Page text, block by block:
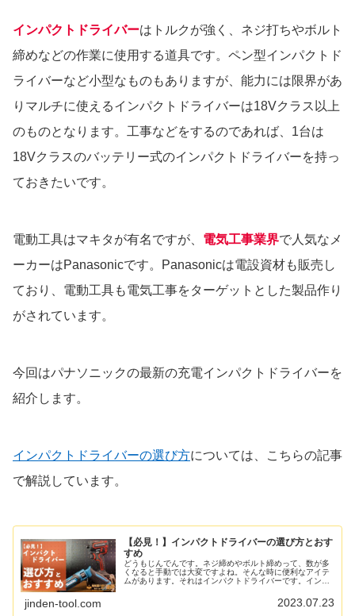
インパクトドライバーはトルクが強く、ネジ打ちやボルト
締めなどの作業に使用する道具です。ペン型インパクトド
ライバーなど小型なものもありますが、能力には限界があ
りマルチに使えるインパクトドライバーは18Vクラス以上
のものとなります。工事などをするのであれば、1台は
18Vクラスのバッテリー式のインパクトドライバーを持っ
ておきたいです。
電動工具はマキタが有名ですが、 電気工事業界で人気なメ
ーカーはPanasonicです。Panasonicは電設資材も販売し
ており、電動工具も電気工事をターゲットとした製品作り
がされています。
今回はパナソニックの最新の充電インパクトドライバーを
紹介します。
インパクトドライバーの選び方については、こちらの記事
で解説しています。
【必見！】インパクトドライバーの選び方とおす
すめ
どうもじんでんです。ネジ締めやボルト締めって、数が多
くなると手動では大変ですよね。そんな時に便利なアイテ
ムがあります。それはインパクトドライバーです。インパ
jinden-tool.com 2023.07.23